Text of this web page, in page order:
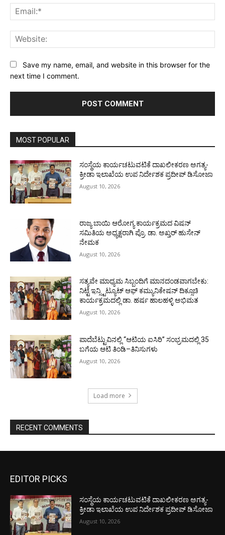
Save my name, email, and website in this browser for the
next time I comment.
MOST POPULAR
ಸಂಸ್ಥೆಯ ಕಾರ್ಯಚಟುವಟಿಕೆ ದಾಖಲೀಕರಣ ಅಗತ್ಯ-
ಕ್ರೀಡಾ ಇಲಾಖೆಯ ಉಪ ನಿರ್ದೇಶಕ ಪ್ರದೀಪ್ ಡಿಸೋಜಾ
August 10, 2026
ರಾಜ್ಯ ಬಾಯಿ ಆರೋಗ್ಯ ಕಾರ್ಯಕ್ರಮದ ವಿಷನ್
ಸಮಿತಿಯ ಅಧ್ಯಕ್ಷರಾಗಿ ಪ್ರೊ. ಡಾ. ಅಖ್ತರ್ ಹುಸೇನ್
ನೇಮಕ
August 10, 2026
ಸತ್ಯವೇ ಮಾಧ್ಯಮ ಸಿಬ್ಬಂದಿಗೆ ಮಾನದಂಡವಾಗಬೇಕು:
ನಿಟ್ಟೆ ಇನ್ಸ್ಟಿಟ್ಯೂಟ್ ಆಫ್ ಕಮ್ಯುನಿಕೇಷನ್ ದಿಕ್ಸೂಚಿ
ಕಾರ್ಯಕ್ರಮದಲ್ಲಿ ಡಾ. ಹರ್ಷ ಹಾಲಹಳ್ಳಿ ಅಭಿಮತ
August 10, 2026
ಪಾದೆಬೆಟ್ಟುವಿನಲ್ಲಿ “ಆಟಿಯ ಐಸಿರಿ’’ ಸಂಭ್ರಮದಲ್ಲಿ 35
ಬಗೆಯ ಆಟಿ ತಿಂಡಿ–ತಿನಿಸುಗಳು
August 10, 2026
Load more
RECENT COMMENTS
EDITOR PICKS
ಸಂಸ್ಥೆಯ ಕಾರ್ಯಚಟುವಟಿಕೆ ದಾಖಲೀಕರಣ ಅಗತ್ಯ-
ಕ್ರೀಡಾ ಇಲಾಖೆಯ ಉಪ ನಿರ್ದೇಶಕ ಪ್ರದೀಪ್ ಡಿಸೋಜಾ
August 10, 2026